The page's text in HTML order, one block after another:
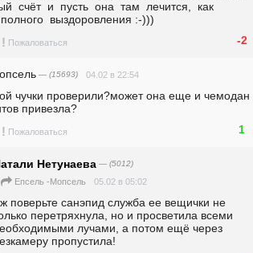
счёт  и  пусть  она  там  лечится,  как
выздоровления :-)))
! Пожаловаться -2
— (15693) 04.02 в 22:54
чучки проверили?может она еще и чемодан
привезла?
! Пожаловаться 1
Нетунаева — (5012)
Епсель -Мопсель 05.02 в 05:02
поверьте санэпид служба ее вещички не
перетряхнула, но и просветила всеми
лучами, а потом ещё через
пропустила!